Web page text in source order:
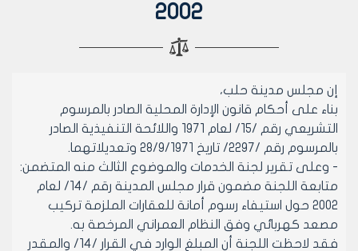
2002
إن مجلس مدينة حلب،
بناء على أحكام قانون الإدارة المحلية الصادر بالمرسوم
التشريعي رقم /15/ لعام 1971 واللائحة التنفيذية الصادر
بالمرسوم رقم /2297/ تاريخ 28/9/1971 وتعديلاتهما.
- وعلى تقرير لجنة الخدمات والموضوع الثالث منه المتضمن:
متابعة اللجنة مضمون قرار مجلس المدينة رقم /14/ لعام
2002 حول استيفاء رسوم أمانة للعقارات الملزمة تركيب
مصعد كهربائي وفق النظام العمراني المرخصة به.
فقد لاحظت اللجنة أن المبلغ الوارد في القرار /14/ والمقدر